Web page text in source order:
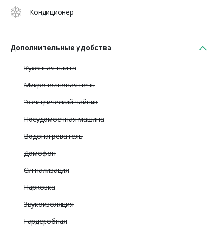
Кондиционер
Дополнительные удобства
Кухонная плита
Микроволновая печь
Электрический чайник
Посудомоечная машина
Водонагреватель
Домофон
Сигнализация
Парковка
Звукоизоляция
Гардеробная